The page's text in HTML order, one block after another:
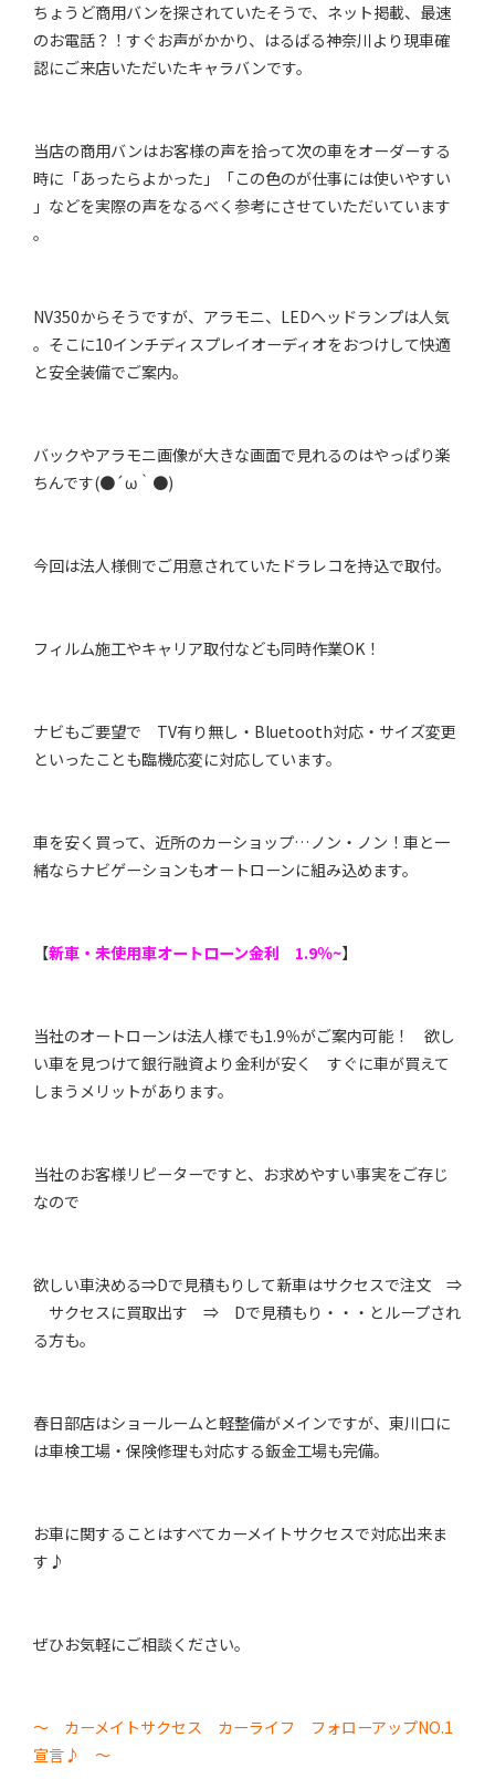
ちょうど商用バンを探されていたそうで、ネット掲載、最速
のお電話？！すぐお声がかかり、はるばる神奈川より現車確
認にご来店いただいたキャラバンです。
当店の商用バンはお客様の声を拾って次の車をオーダーする
時に「あったらよかった」「この色のが仕事には使いやすい
」などを実際の声をなるべく参考にさせていただいています
。
NV350からそうですが、アラモニ、LEDヘッドランプは人気
。そこに10インチディスプレイオーディオをおつけして快適
と安全装備でご案内。
バックやアラモニ画像が大きな画面で見れるのはやっぱり楽
ちんです(●´ω｀●)
今回は法人様側でご用意されていたドラレコを持込で取付。
フィルム施工やキャリア取付なども同時作業OK！
ナビもご要望で TV有り無し・Bluetooth対応・サイズ変更
といったことも臨機応変に対応しています。
車を安く買って、近所のカーショップ…ノン・ノン！車と一
緒ならナビゲーションもオートローンに組み込めます。
【新車・未使用車オートローン金利 1.9％~】
当社のオートローンは法人様でも1.9％がご案内可能！ 欲し
い車を見つけて銀行融資より金利が安く すぐに車が買えて
しまうメリットがあります。
当社のお客様リピーターですと、お求めやすい事実をご存じ
なので
欲しい車決める⇒Dで見積もりして新車はサクセスで注文 ⇒
サクセスに買取出す ⇒ Dで見積もり・・・とループされ
る方も。
春日部店はショールームと軽整備がメインですが、東川口に
は車検工場・保険修理も対応する鈑金工場も完備。
お車に関することはすべてカーメイトサクセスで対応出来ま
す♪
ぜひお気軽にご相談ください。
～ カーメイトサクセス カーライフ フォローアップNO.1
宣言♪ ～